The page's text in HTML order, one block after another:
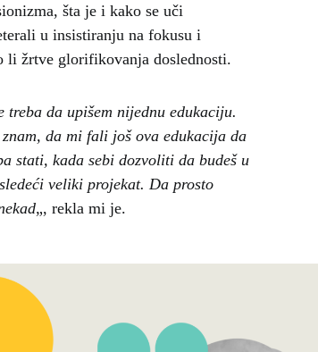
šta je i kako se uči
u insistiranju na fokusu i
li žrtve glorifikovanja doslednosti.
treba da upišem nijednu edukaciju.
da mi fali još ova edukacija da
stati, kada sebi dozvoliti da budeš u
veliki projekat. Da prosto
„, rekla mi je.